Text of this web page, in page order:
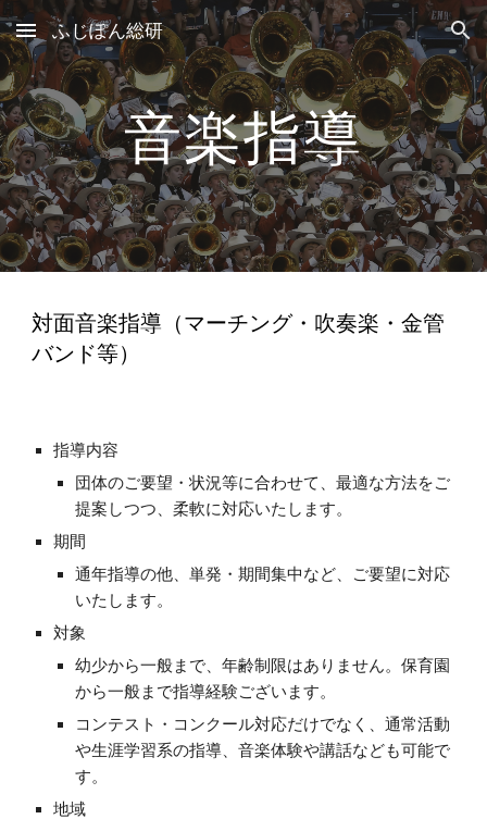
Skip to main content Skip to navigation
ふじぽん総研
音楽指導
対面音楽指導（マーチング・吹奏楽・金管
バンド等）
指導内容
団体のご要望・状況等に合わせて、最適な方法をご
提案しつつ、柔軟に対応いたします。
期間
通年指導の他、単発・期間集中など、ご要望に対応
いたします。
対象
幼少から一般まで、年齢制限はありません。保育園
から一般まで指導経験ございます。
コンテスト・コンクール対応だけでなく、通常活動
や生涯学習系の指導、音楽体験や講話なども可能で
す。
地域